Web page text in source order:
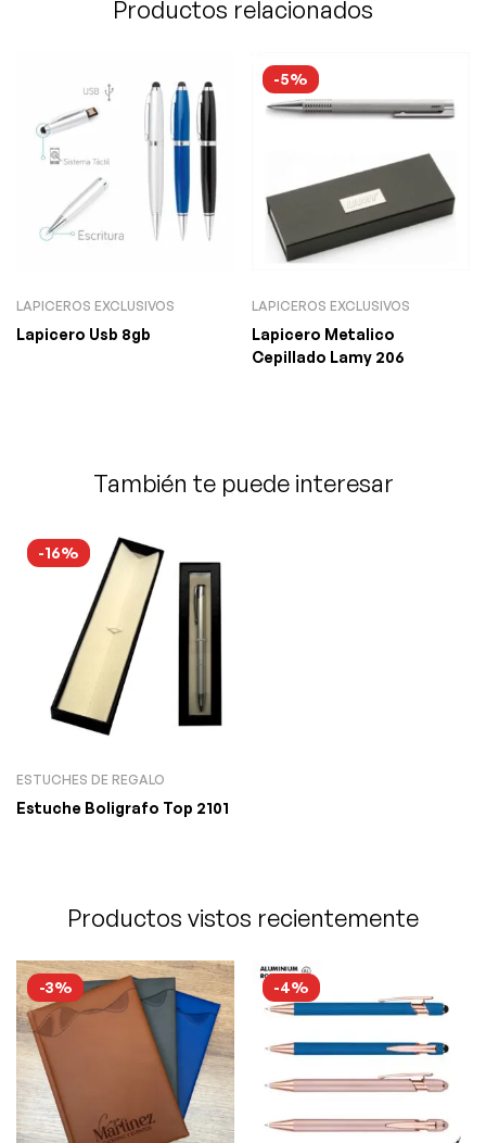
Productos relacionados
LAPICEROS EXCLUSIVOS
Lapicero Usb 8gb
-5%
LAPICEROS EXCLUSIVOS
Lapicero Metalico
Cepillado Lamy 206
También te puede interesar
-16%
ESTUCHES DE REGALO
Estuche Boligrafo Top 2101
Productos vistos recientemente
-3% -4%